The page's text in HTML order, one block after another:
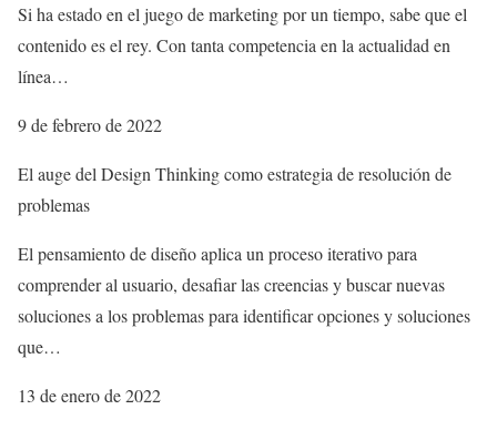
Si ha estado en el juego de marketing por un tiempo, sabe que el
contenido es el rey. Con tanta competencia en la actualidad en
línea…
9 de febrero de 2022
El auge del Design Thinking como estrategia de resolución de
problemas
El pensamiento de diseño aplica un proceso iterativo para
comprender al usuario, desafiar las creencias y buscar nuevas
soluciones a los problemas para identificar opciones y soluciones
que…
13 de enero de 2022